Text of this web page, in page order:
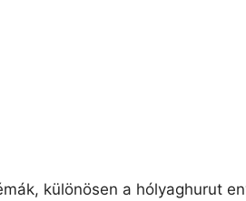
különösen a hólyaghurut